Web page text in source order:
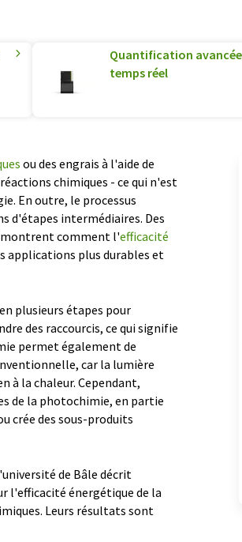
Quantification
temps réel
ou des engrais à l'aide de
chimiques - ce qui n'est
En outre, le processus
d'étapes intermédiaires. Des
comment l'efficacité
applications plus durables et
plusieurs étapes pour
des raccourcis, ce qui signifie
permet également de
car la lumière
à la chaleur. Cependant,
de la photochimie, en partie
crée des sous-produits
de Bâle décrit
l'efficacité énergétique de la
Leurs résultats sont